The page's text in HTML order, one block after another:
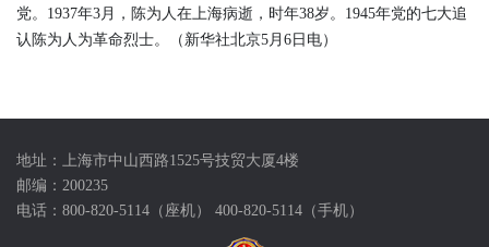
党。1937年3月，陈为人在上海病逝，时年38岁。1945年党的七大追
认陈为人为革命烈士。（新华社北京5月6日电）
地址：上海市中山西路1525号技贸大厦4楼
邮编：200235
电话：800-820-5114（座机） 400-820-5114（手机）